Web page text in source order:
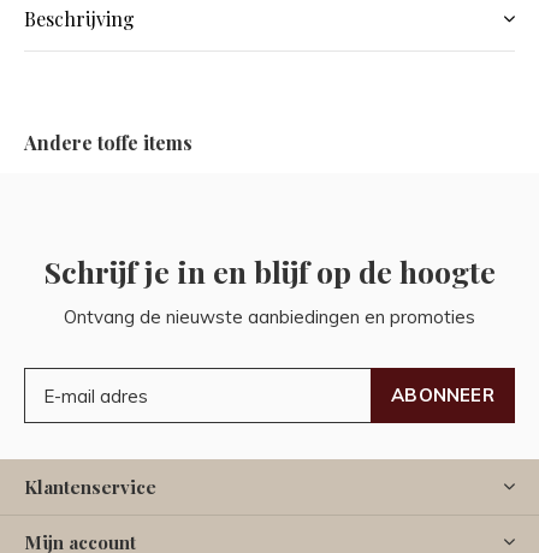
Beschrijving
Andere toffe items
Schrijf je in en blijf op de hoogte
Ontvang de nieuwste aanbiedingen en promoties
ABONNEER
Klantenservice
Mijn account